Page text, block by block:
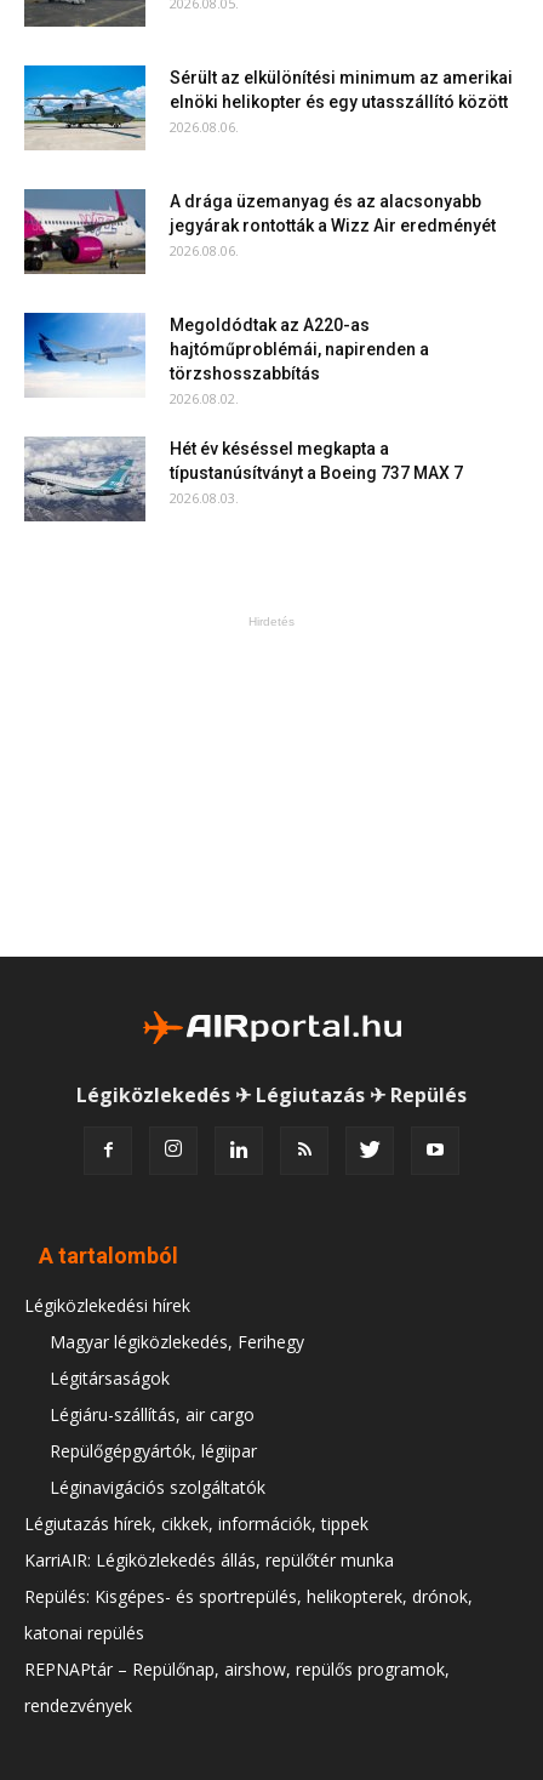
Sérült az elkülönítési minimum az amerikai
elnöki helikopter és egy utasszállító között
2026.08.06.
A drága üzemanyag és az alacsonyabb
jegyárak rontották a Wizz Air eredményét
2026.08.06.
Megoldódtak az A220-as
hajtóműproblémái, napirenden a
törzshosszabbítás
2026.08.02.
Hét év késéssel megkapta a
típustanúsítványt a Boeing 737 MAX 7
2026.08.03.
Hirdetés
Légiközlekedés ✈ Légiutazás ✈ Repülés
A tartalomból
Légiközlekedési hírek
Magyar légiközlekedés, Ferihegy
Légitársaságok
Légiáru-szállítás, air cargo
Repülőgépgyártók, légiipar
Léginavigációs szolgáltatók
Légiutazás hírek, cikkek, információk, tippek
KarriAIR: Légiközlekedés állás, repülőtér munka
Repülés: Kisgépes- és sportrepülés, helikopterek, drónok,
katonai repülés
REPNAPtár – Repülőnap, airshow, repülős programok,
rendezvények